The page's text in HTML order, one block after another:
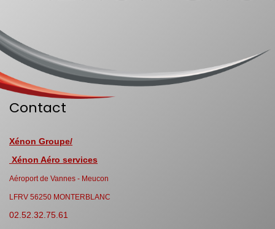
Contact
Xénon Groupe/
Xénon Aéro services
Aéroport de Vannes - Meucon
LFRV 56250 MONTERBLANC
02.52.32.75.61